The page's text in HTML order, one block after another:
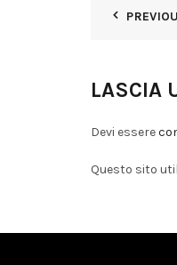
LASCIA
Devi essere
Questo sito